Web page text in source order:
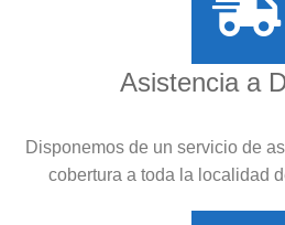
Asistencia a
Disponemos de un servicio de
cobertura a toda la localidad